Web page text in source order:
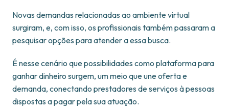
Novas demandas relacionadas ao ambiente virtual
surgiram, e, com isso, os profissionais também passaram a
pesquisar opções para atender a essa busca.
É nesse cenário que possibilidades como plataforma para
ganhar dinheiro surgem, um meio que une oferta e
demanda, conectando prestadores de serviços à pessoas
dispostas a pagar pela sua atuação.